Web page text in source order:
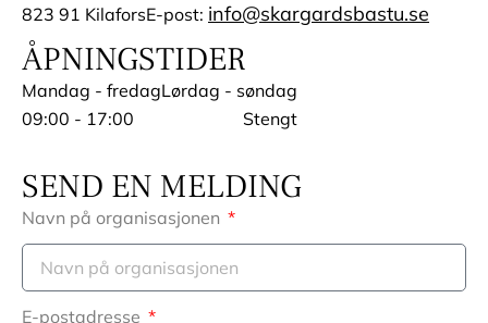
823 91 KilaforsE-post: info@skargardsbastu.se
ÅPNINGSTIDER
Mandag - fredag
09:00 - 17:00
Lørdag - søndag
Stengt
SEND EN MELDING
Navn på organisasjonen
E-postadresse